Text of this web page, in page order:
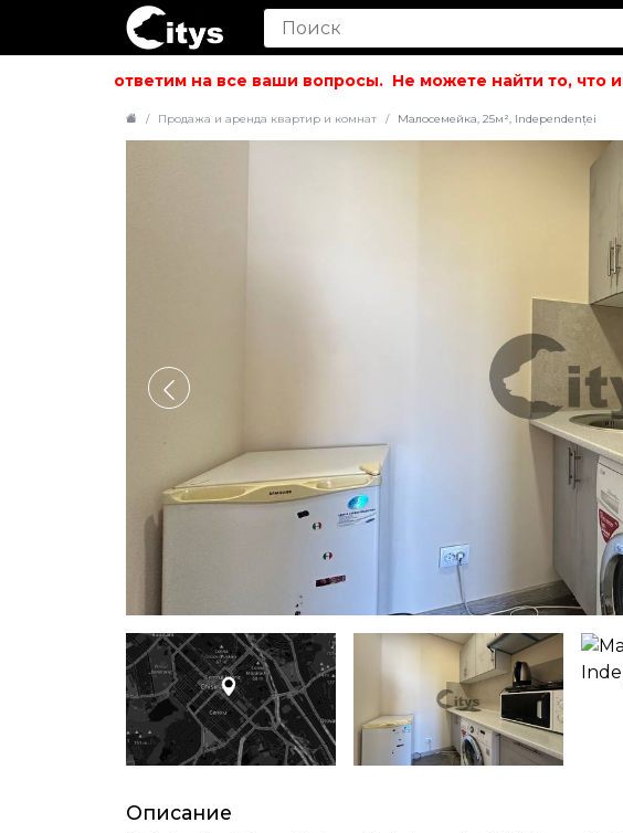
ответим на все ваши вопросы. Не можете найти то, что
Продажа и аренда квартир и комнат Малосемейка, 25м², Independenței
Описание